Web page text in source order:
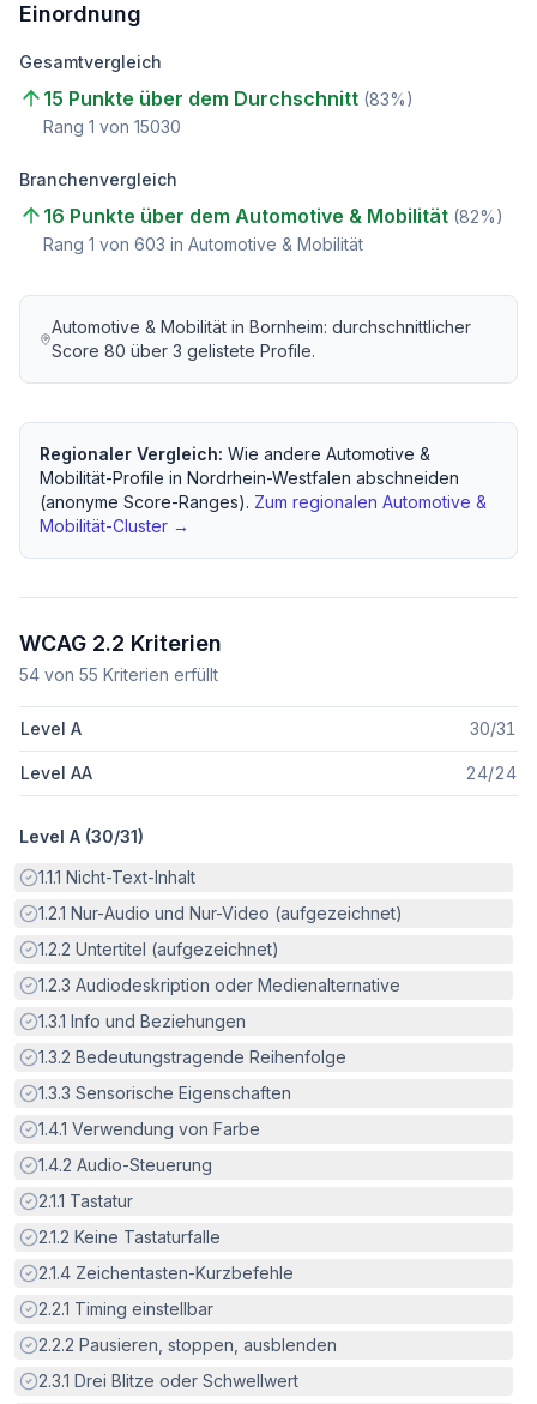
Einordnung
Gesamtvergleich
15 Punkte über dem Durchschnitt (83%)
Rang 1 von 15030
Branchenvergleich
16 Punkte über dem Automotive & Mobilität (82%)
Rang 1 von 603 in Automotive & Mobilität
Automotive & Mobilität inBornheim: durchschnittlicher
Score80 über3 gelistete Profile.
Regionaler Vergleich: Wie andere Automotive &
Mobilität-Profile in Nordrhein-Westfalen abschneiden
(anonyme Score-Ranges). Zum regionalen Automotive &
Mobilität-Cluster →
WCAG 2.2 Kriterien
54 von 55 Kriterien erfüllt
Level A 30/31
Level AA 24/24
Level A (30/31)
Erfüllt:
1.1.1 Nicht-Text-Inhalt
Erfüllt:
1.2.1 Nur-Audio und Nur-Video (aufgezeichnet)
Erfüllt:
1.2.2 Untertitel (aufgezeichnet)
Erfüllt:
1.2.3 Audiodeskription oder Medienalternative
Erfüllt:
1.3.1 Info und Beziehungen
Erfüllt:
1.3.2 Bedeutungstragende Reihenfolge
Erfüllt:
1.3.3 Sensorische Eigenschaften
Erfüllt:
1.4.1 Verwendung von Farbe
Erfüllt:
1.4.2 Audio-Steuerung
Erfüllt:
2.1.1 Tastatur
Erfüllt:
2.1.2 Keine Tastaturfalle
Erfüllt:
2.1.4 Zeichentasten-Kurzbefehle
Erfüllt:
2.2.1 Timing einstellbar
Erfüllt:
2.2.2 Pausieren, stoppen, ausblenden
Erfüllt:
2.3.1 Drei Blitze oder Schwellwert